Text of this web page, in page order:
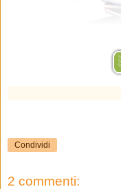
Condividi
2 commenti: